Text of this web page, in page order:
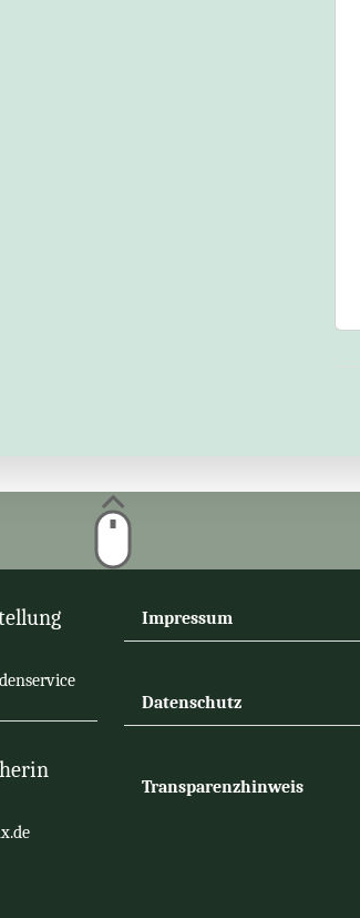
Impressum
Datenschutz
Transparenzhinweis